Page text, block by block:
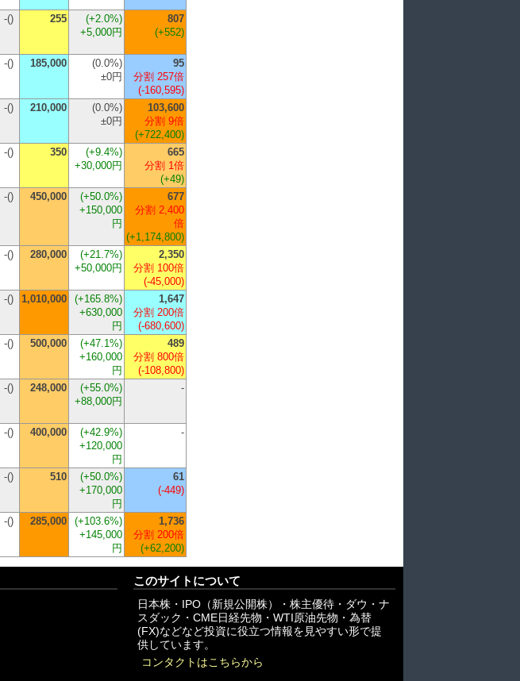
-() 255
(+2.0%)
+5,000円
807
(+552)
-() 185,000
(0.0%)
±0円
95
分割 257倍
(-160,595)
-() 210,000
(0.0%)
±0円
103,600
分割 9倍
(+722,400)
-() 350
(+9.4%)
+30,000円
665
分割 1倍
(+49)
-() 450,000
(+50.0%)
+150,000
円
677
分割 2,400
倍
(+1,174,800)
-() 280,000
(+21.7%)
+50,000円
2,350
分割 100倍
(-45,000)
-() 1,010,000
(+165.8%)
+630,000
円
1,647
分割 200倍
(-680,600)
-() 500,000
(+47.1%)
+160,000
円
489
分割 800倍
(-108,800)
-() 248,000
(+55.0%)
+88,000円
-
-() 400,000
(+42.9%)
+120,000
円
-
-() 510
(+50.0%)
+170,000
円
61
(-449)
-() 285,000
(+103.6%)
+145,000
円
1,736
分割 200倍
(+62,200)
このサイトについて
日本株・IPO（新規公開株）・株主優待・ダウ・ナ
スダック・CME日経先物・WTI原油先物・為替
(FX)などなど投資に役立つ情報を見やすい形で提
供しています。
コンタクトはこちらから